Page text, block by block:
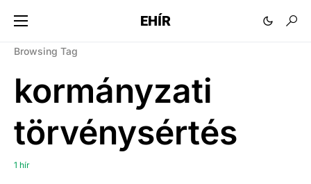
EHÍR
Browsing Tag
kormányzati
törvénysértés
1 hír